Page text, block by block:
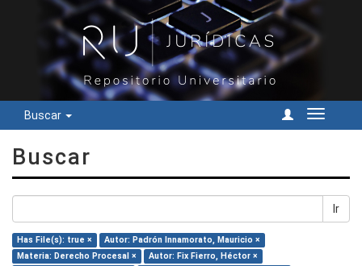
Buscar
Cambiar
Buscar
Ir
Has File(s): true ×
Autor: Padrón Innamorato, Mauricio ×
Materia: Derecho Procesal ×
Autor: Fix Fierro, Héctor ×